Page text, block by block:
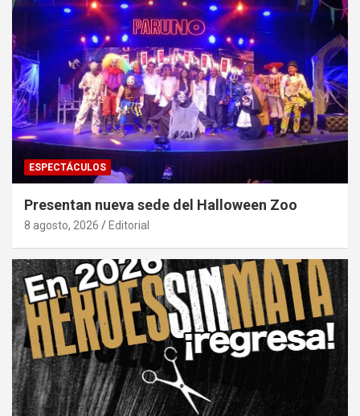
ESPECTÁCULOS
Presentan nueva sede del Halloween Zoo
8 agosto, 2026 Editorial